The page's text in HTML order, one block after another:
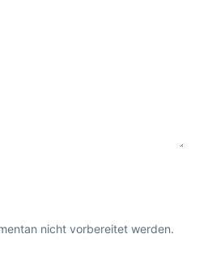
lassen
nicht vorbereitet werden.